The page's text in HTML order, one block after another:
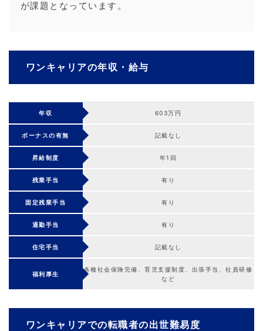
が課題となっています。
ワンキャリアの年収・給与
年収 603万円
ボーナスの有無 記載なし
昇給制度 年1回
残業手当 有り
固定残業手当 有り
通勤手当 有り
住宅手当 記載なし
福利厚生
各種社会保険完備、育児支援制度、出張手当、社員研修
など
ワンキャリアでの転職者の出世難易度